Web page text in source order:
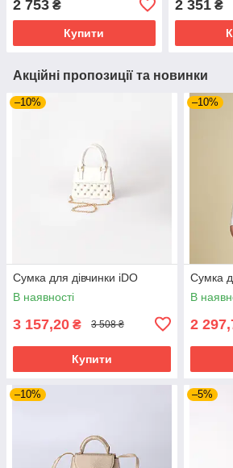
2 753 ₴
Купити
2 351₴
Акційні пропозиції та новинки
–10%
Сумка для дівчинки iDO
В наявності
3 157,20 ₴ 3 508 ₴
Купити
–10%
Сумка
В
2
–10% –5%